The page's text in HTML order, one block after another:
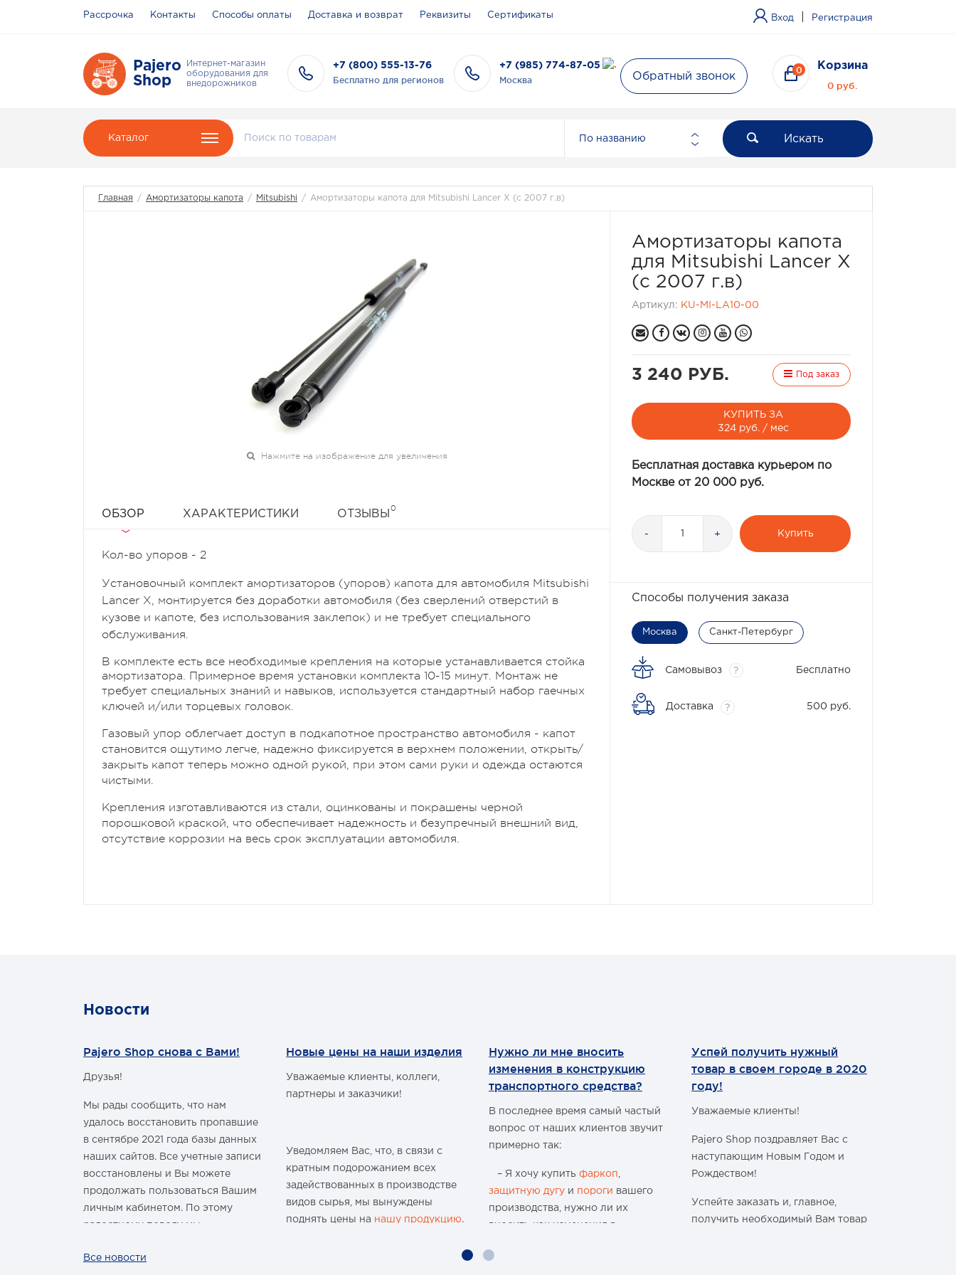
Рассрочка Контакты Способы оплаты Доставка и возврат Реквизиты Сертификаты Вход Регистрация
Pajero
Shop
Интернет-магазин
оборудования для
внедорожников
+7 (800) 555-13-76
Бесплатно для регионов
+7 (985) 774-87-05
Москва Обратный звонок
0 Корзина
0 руб.
Каталог По названию Искать
Главная / Амортизаторы капота / Mitsubishi / Амортизаторы капота для Mitsubishi Lancer X (с 2007 г.в)
Нажмите на изображение для увеличения
ОБЗОР ХАРАКТЕРИСТИКИ ОТЗЫВЫ
0
Кол-во упоров - 2
Установочный комплект амортизаторов (упоров) капота для автомобиля Mitsubishi
Lancer X, монтируется без доработки автомобиля (без сверлений отверстий в
кузове и капоте, без использования заклепок) и не требует специального
обслуживания.
В комплекте есть все необходимые крепления на которые устанавливается стойка
амортизатора. Примерное время установки комплекта 10-15 минут. Монтаж не
требует специальных знаний и навыков, используется стандартный набор гаечных
ключей и/или торцевых головок.
Газовый упор облегчает доступ в подкапотное пространство автомобиля - капот
становится ощутимо легче, надежно фиксируется в верхнем положении, открыть/
закрыть капот теперь можно одной рукой, при этом сами руки и одежда остаются
чистыми.
Крепления изготавливаются из стали, оцинкованы и покрашены черной
порошковой краской, что обеспечивает надежность и безупречный внешний вид,
отсутствие коррозии на весь срок эксплуатации автомобиля.
Амортизаторы капота
для Mitsubishi Lancer X
(с 2007 г.в)
Артикул: KU-MI-LA10-00
3 240 РУБ. Под заказ
КУПИТЬ ЗА
324 руб. / мес
Бесплатная доставка курьером по
Москве от 20 000 руб.
- + Купить
Способы получения заказа
Москва Санкт-Петербург
Самовывоз ? Бесплатно
Доставка ? 500 руб.
Новости
Pajero Shop снова с Вами!
Друзья!
Мы рады сообщить, что нам
удалось восстановить пропавшие
в сентябре 2021 года базы данных
наших сайтов. Все учетные записи
восстановлены и Вы можете
продолжать пользоваться Вашим
личным кабинетом. По этому
радостному поводу мы
покупателю промокод со скидкой
Новые цены на наши изделия
Уважаемые клиенты, коллеги,
партнеры и заказчики!
Уведомляем Вас, что, в связи с
кратным подорожанием всех
задействованных в производстве
видов сырья, мы вынуждены
поднять цены на нашу продукцию.
Нужно ли мне вносить
изменения в конструкцию
транспортного средства?
В последнее время самый частый
вопрос от наших клиентов звучит
примерно так:
– Я хочу купить фаркоп
защитную дугу и пороги вашего
производства, нужно ли их
вносить как изменения в
средства и что мне будет, если
Успей получить нужный
товар в своем городе в 2020
году!
Уважаемые клиенты!
Pajero Shop поздравляет Вас с
наступающим Новым Годом и
Рождеством!
Успейте заказать и, главное,
получить необходимый Вам товар
Все новости